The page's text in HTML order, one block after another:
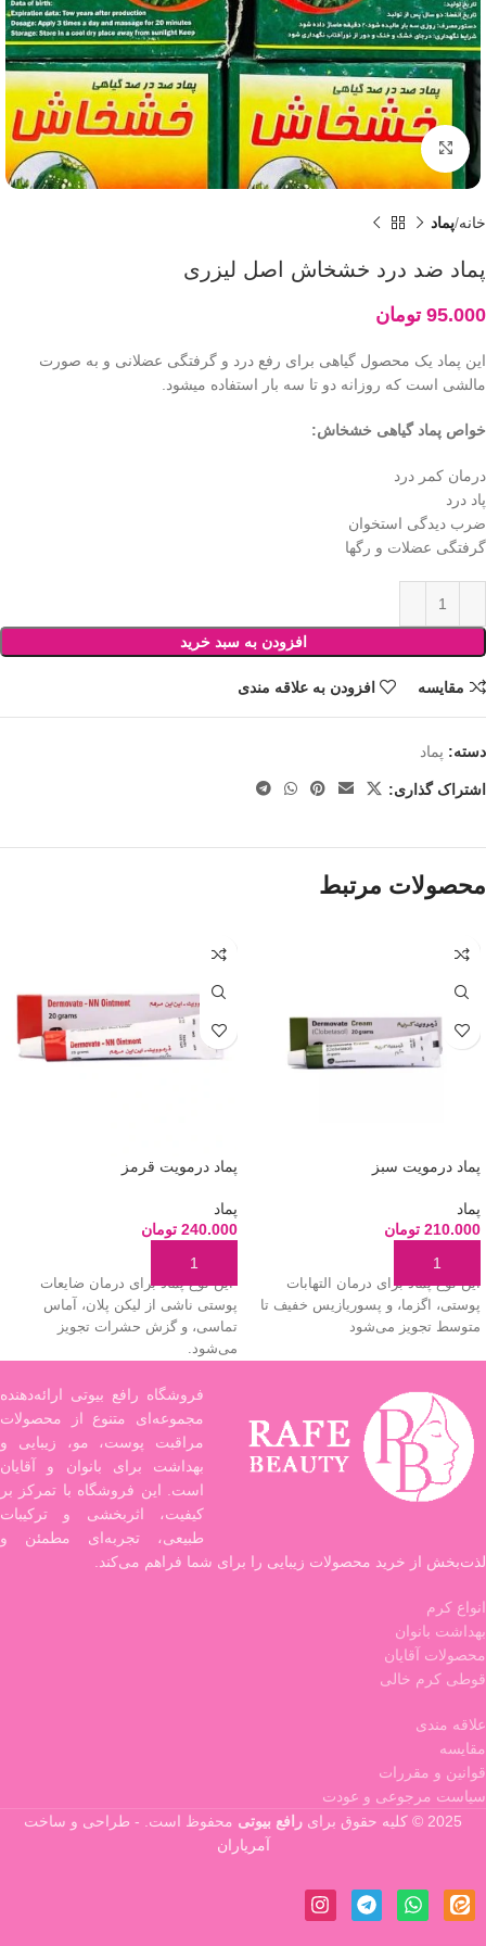
بزرگنمایی تصویر
خانه پماد
پماد ضد درد خشخاش اصل لیزری
95.000 تومان
این پماد یک محصول گیاهی برای رفع درد و گرفتگی عضلانی و به صورت
مالشی است که روزانه دو تا سه بار استفاده میشود.
خواص پماد گیاهی خشخاش:
درمان کمر درد
پاد درد
ضرب دیدگی استخوان
گرفتگی عضلات و رگها
افزودن به سبد خرید
مقایسه افزودن به علاقه مندی
دسته: پماد
اشتراک گذاری:
محصولات مرتبط
پماد درمویت سبز
پماد
210.000 تومان
افزودن به سبد خرید
این نوع پماد برای درمان التهابات
پوستی، اگزما، و پسوریازیس خفیف تا
متوسط تجویز می‌شود
پماد درمویت قرمز
پماد
240.000 تومان
افزودن به سبد خرید
این نوع پماد برای درمان ضایعات
پوستی ناشی از لیکن پلان، آماس
تماسی، و گزش حشرات تجویز
می‌شود.
فروشگاه رافع بیوتی ارائه‌دهنده
مجموعه‌ای متنوع از محصولات
مراقبت پوست، مو، زیبایی و
بهداشت برای بانوان و آقایان
است. این فروشگاه با تمرکز بر
کیفیت، اثربخشی و ترکیبات
طبیعی، تجربه‌ای مطمئن و
لذت‌بخش از خرید محصولات زیبایی را برای شما فراهم می‌کند.
انواع کرم
بهداشت بانوان
محصولات آقایان
قوطی کرم خالی
علاقه مندی
مقایسه
قوانین و مقررات
سیاست مرجوعی و عودت
2025 © کلیه حقوق برای
رافع بیوتی محفوظ است. - طراحی و ساخت
آمریاران